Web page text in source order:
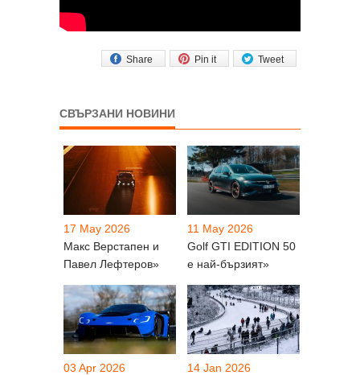
Tweet
Pin it
Share
СВЪРЗАНИ НОВИНИ
17 May 2026
Макс Верстапен и
Павел Лефтеров»
11 May 2026
Golf GTI EDITION 50
е най-бързият»
03 Apr 2026
14 Jan 2026